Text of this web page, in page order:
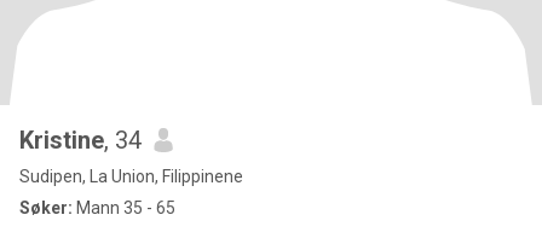
Kristine, 34
Sudipen, La Union, Filippinene
Søker: Mann 35 - 65